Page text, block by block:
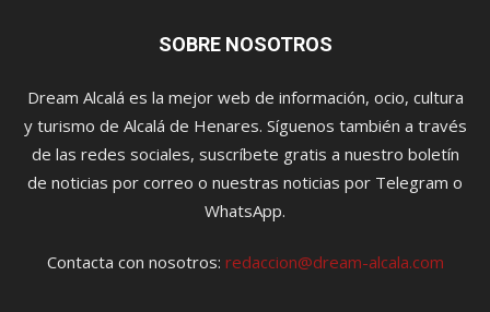
SOBRE NOSOTROS
Dream Alcalá es la mejor web de información, ocio, cultura
y turismo de Alcalá de Henares. Síguenos también a través
de las redes sociales, suscríbete gratis a nuestro boletín
de noticias por correo o nuestras noticias por Telegram o
WhatsApp.
Contacta con nosotros: redaccion@dream-alcala.com